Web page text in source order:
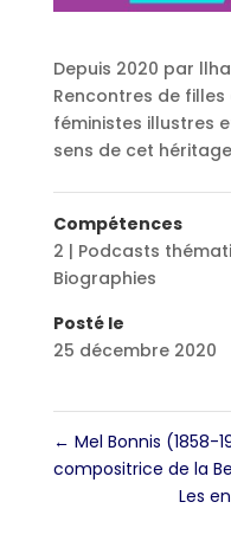
Depuis 2020 par
Rencontres de
féministes illustres
sens de cet
Compétences
2 | Podcasts
Biographies
Posté le
25 décembre 2020
← Mel Bonnis (1858-
compositrice de la
Les